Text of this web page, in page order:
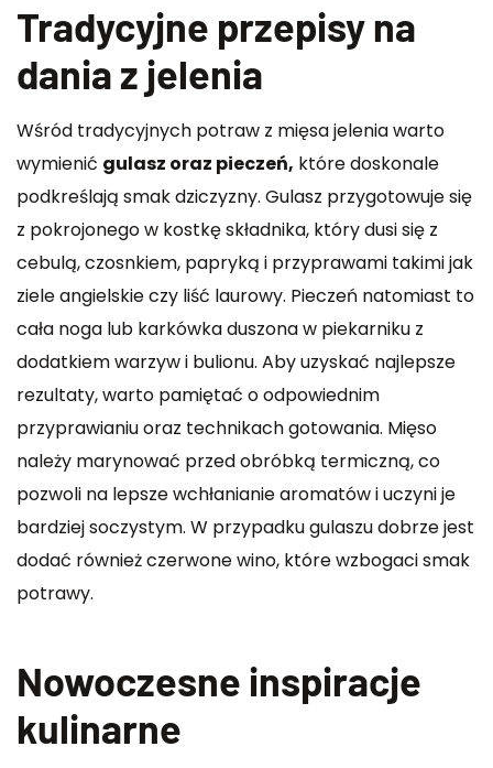
Tradycyjne przepisy na
dania z jelenia
Wśród tradycyjnych potraw z mięsa jelenia warto
wymienić gulasz oraz pieczeń, które doskonale
podkreślają smak dziczyzny. Gulasz przygotowuje się
z pokrojonego w kostkę składnika, który dusi się z
cebulą, czosnkiem, papryką i przyprawami takimi jak
ziele angielskie czy liść laurowy. Pieczeń natomiast to
cała noga lub karkówka duszona w piekarniku z
dodatkiem warzyw i bulionu. Aby uzyskać najlepsze
rezultaty, warto pamiętać o odpowiednim
przyprawianiu oraz technikach gotowania. Mięso
należy marynować przed obróbką termiczną, co
pozwoli na lepsze wchłanianie aromatów i uczyni je
bardziej soczystym. W przypadku gulaszu dobrze jest
dodać również czerwone wino, które wzbogaci smak
potrawy.
Nowoczesne inspiracje
kulinarne